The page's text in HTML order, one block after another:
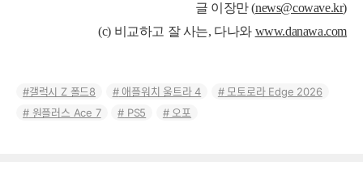
글 이장만 (news@cowave.kr)
(c) 비교하고 잘 사는, 다나와 www.danawa.com
갤럭시 Z 폴드8 애플워치 울트라 4
모토로라 Edge 2026
원플러스 Ace 7
PS5 오포